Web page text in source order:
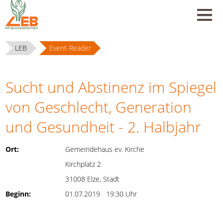
LEB Event-Reader
Sucht und Abstinenz im Spiegel
von Geschlecht, Generation
und Gesundheit - 2. Halbjahr
Ort:
Gemeindehaus ev. Kirche
Kirchplatz 2
31008 Elze, Stadt
Beginn:
01.07.2019 19:30 Uhr